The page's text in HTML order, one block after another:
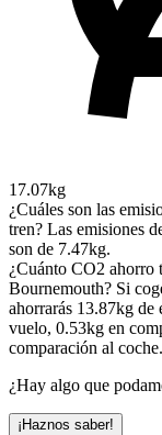
17.07kg
¿Cuáles son las
tren? Las emisiones
son de 7.47kg.
¿Cuánto CO2 ahorro
Bournemouth? Si
ahorrarás 13.87kg de
vuelo, 0.53kg en
comparación al coche.
¿Hay algo que
¡Haznos saber!